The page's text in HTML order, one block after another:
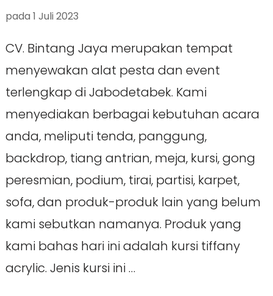
pada 1 Juli 2023
CV. Bintang Jaya merupakan tempat
menyewakan alat pesta dan event
terlengkap di Jabodetabek. Kami
menyediakan berbagai kebutuhan acara
anda, meliputi tenda, panggung,
backdrop, tiang antrian, meja, kursi, gong
peresmian, podium, tirai, partisi, karpet,
sofa, dan produk-produk lain yang belum
kami sebutkan namanya. Produk yang
kami bahas hari ini adalah kursi tiffany
acrylic. Jenis kursi ini …